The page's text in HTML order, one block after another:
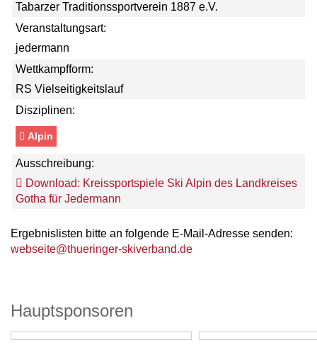
Tabarzer Traditionssportverein 1887 e.V.
Veranstaltungsart:
jedermann
Wettkampfform:
RS Vielseitigkeitslauf
Disziplinen:
Alpin
Ausschreibung:
Download: Kreissportspiele Ski Alpin des Landkreises
Gotha für Jedermann
Ergebnislisten bitte an folgende E-Mail-Adresse senden:
webseite@thueringer-skiverband.de
Hauptsponsoren